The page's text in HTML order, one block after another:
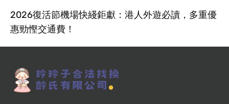
2026復活節機場快綫鉅獻：港人外遊必讀，多重優
惠勁慳交通費！